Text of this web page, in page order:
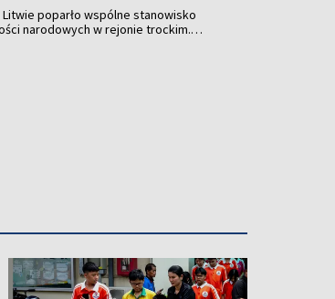
poparło wspólne stanowisko
narodowych w rejonie trockim.